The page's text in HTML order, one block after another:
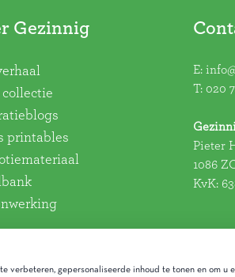
Gezinnig
collectie
printables
E:
T: 020
Pieter
1086
KvK:
verbeteren, gepersonaliseerde inhoud te tonen en om u